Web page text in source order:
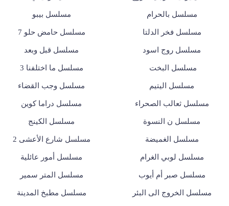
مسلسل بالحرام مسلسل بيبو
مسلسل فخر الدلتا مسلسل حامض حلو 7
مسلسل روج اسود مسلسل قبل وبعد
مسلسل البخت مسلسل ما اختلفنا 3
مسلسل اليتيم مسلسل وجب القضاء
مسلسل ثعالب الصحراء مسلسل دراما كوين
مسلسل ن النسوة مسلسل الكينج
مسلسل الغميضة مسلسل شارع الأعشى 2
مسلسل لوبي الغرام مسلسل أمور عائلية
مسلسل صبر أم أيوب مسلسل المتر سمير
مسلسل الخروج الى البئر مسلسل مطبخ المدينة